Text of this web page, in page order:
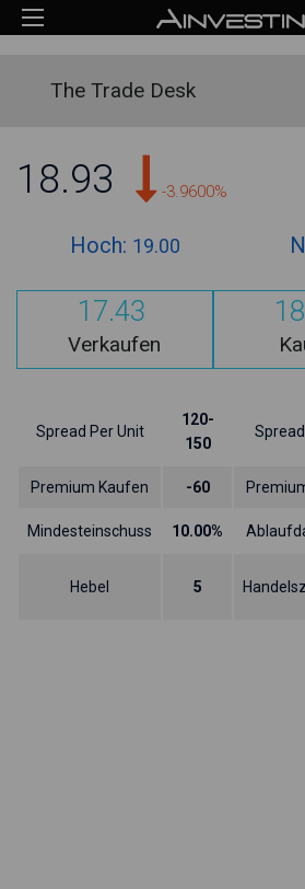
The Trade Desk
18.93 -3.9600%
Hoch: 19.00
17.43
Verkaufen
Spread Per Unit
120-
150
Premium Kaufen -60
Mindesteinschuss 10.00%
Hebel 5